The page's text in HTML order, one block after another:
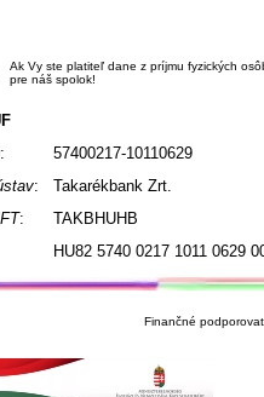
Ak Vy ste platiteľ dane z príjmu fyzických
pre náš spolok!
:
57400217-10110629
:
Takarékbank Zrt.
:
TAKBHUHB
HU82 5740 0217 1011 0629
Finančné